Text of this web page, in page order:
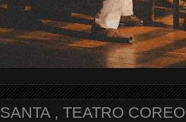
SANTA , TEATRO